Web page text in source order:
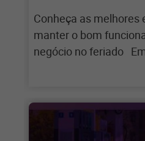
Conheça as melhores
manter o bom
negócio no feriado